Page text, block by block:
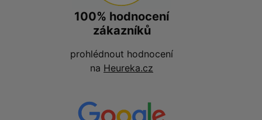
100% hodnocení
zákazníků
prohlédnout hodnocení
na Heureka.cz